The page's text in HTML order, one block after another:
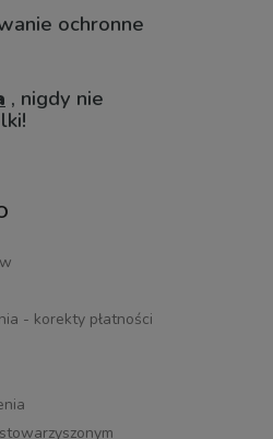
ochronne
, nigdy nie
- korekty płatności